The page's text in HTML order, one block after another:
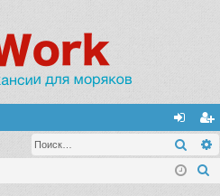
хо
д
ег
ис